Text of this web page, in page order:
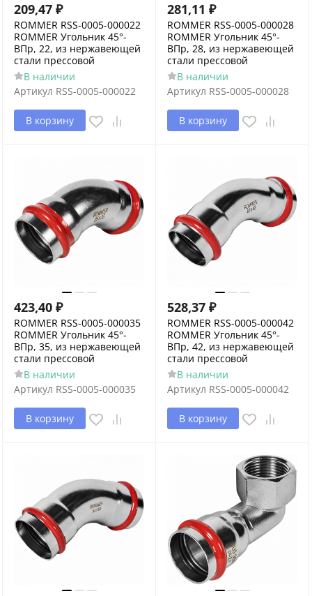
209,47 ₽
ROMMER RSS-0005-000022
ROMMER Угольник 45°-
ВПр, 22, из нержавеющей
стали прессовой
В наличии
Артикул RSS-0005-000022
В корзину
281,11 ₽
ROMMER RSS-0005-000028
ROMMER Угольник 45°-
ВПр, 28, из нержавеющей
стали прессовой
В наличии
Артикул RSS-0005-000028
В корзину
423,40 ₽
ROMMER RSS-0005-000035
ROMMER Угольник 45°-
ВПр, 35, из нержавеющей
стали прессовой
В наличии
Артикул RSS-0005-000035
В корзину
528,37 ₽
ROMMER RSS-0005-000042
ROMMER Угольник 45°-
ВПр, 42, из нержавеющей
стали прессовой
В наличии
Артикул RSS-0005-000042
В корзину